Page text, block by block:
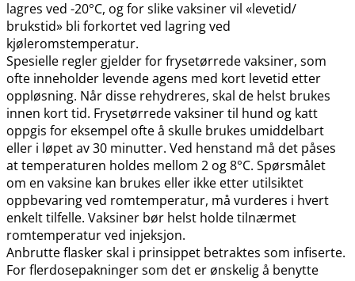
lagres ved -20°C, og for slike vaksiner vil «levetid​/​
brukstid» bli forkortet ved lagring ved
kjøleromstemperatur.
Spesielle regler gjelder for frysetørrede vaksiner, som
ofte inneholder levende agens med kort levetid etter
oppløsning. Når disse rehydreres, skal de helst brukes
innen kort tid. Frysetørrede vaksiner til hund og katt
oppgis for eksempel ofte å skulle brukes umiddelbart
eller i løpet av 30 minutter. Ved henstand må det påses
at temperaturen holdes mellom 2 og 8°C. Spørsmålet
om en vaksine kan brukes eller ikke etter utilsiktet
oppbevaring ved romtemperatur, må vurderes i hvert
enkelt tilfelle. Vaksiner bør helst holde tilnærmet
romtemperatur ved injeksjon.
Anbrutte flasker skal i prinsippet betraktes som infiserte.
For flerdosepakninger som det er ønskelig å benytte